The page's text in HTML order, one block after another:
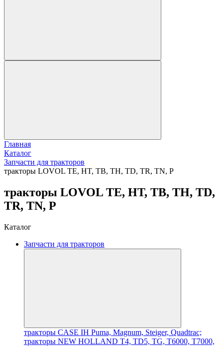
Главная
Каталог
Запчасти для тракторов
тракторы LOVOL TE, HT, TB, TH, TD, TR, TN, P
тракторы LOVOL TE, HT, TB, TH, TD,
TR, TN, P
Каталог
Запчасти для тракторов
тракторы CASE IH Puma, Magnum, Steiger, Quadtrac;
тракторы NEW HOLLAND T4, TD5, TG, T6000, T7000,